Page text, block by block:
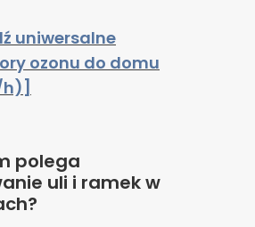
uniwersalne
ozonu do domu
polega
uli i ramek w